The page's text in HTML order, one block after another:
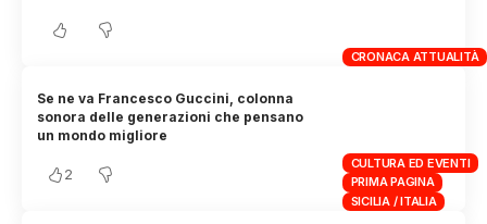
CRONACA ATTUALITÀ
CULTURA ED EVENTI
PRIMA PAGINA
SICILIA / ITALIA
Se ne va Francesco Guccini, colonna
sonora delle generazioni che pensano
un mondo migliore
2